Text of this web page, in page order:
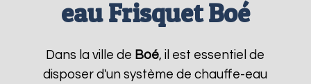
eau Frisquet Boé
Dans la ville de Boé, il est essentiel de
disposer d'un système de chauffe-eau